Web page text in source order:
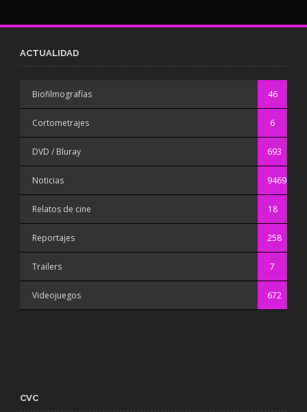
ACTUALIDAD
Biofilmografías 46
Cortometrajes 6
DVD / Bluray 693
Noticias 9469
Relatos de cine 18
Reportajes 258
Trailers 7
Videojuegos 672
CVC